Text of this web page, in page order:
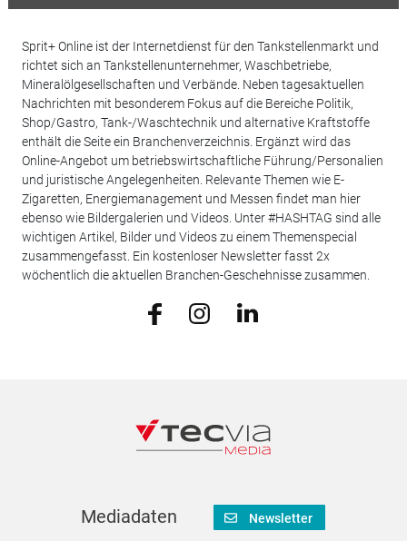
Sprit+ Online ist der Internetdienst für den Tankstellenmarkt und
richtet sich an Tankstellenunternehmer, Waschbetriebe,
Mineralölgesellschaften und Verbände. Neben tagesaktuellen
Nachrichten mit besonderem Fokus auf die Bereiche Politik,
Shop/Gastro, Tank-/Waschtechnik und alternative Kraftstoffe
enthält die Seite ein Branchenverzeichnis. Ergänzt wird das
Online-Angebot um betriebswirtschaftliche Führung/Personalien
und juristische Angelegenheiten. Relevante Themen wie E-
Zigaretten, Energiemanagement und Messen findet man hier
ebenso wie Bildergalerien und Videos. Unter #HASHTAG sind alle
wichtigen Artikel, Bilder und Videos zu einem Themenspecial
zusammengefasst. Ein kostenloser Newsletter fasst 2x
wöchentlich die aktuellen Branchen-Geschehnisse zusammen.
Mediadaten Newsletter